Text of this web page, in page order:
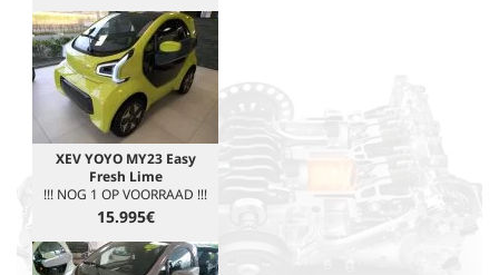
XEV YOYO MY23 Easy
Fresh Lime
!!! NOG 1 OP VOORRAAD !!!
15.995€